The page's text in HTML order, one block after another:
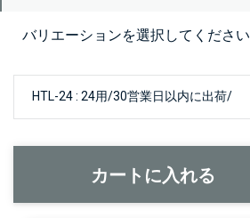
バリエーションを選択してください